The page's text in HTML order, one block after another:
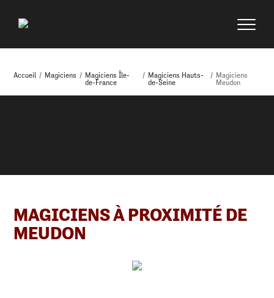
Accueil / Magiciens / Magiciens Île-
de-France
/ Magiciens Hauts-
de-Seine
/ Magiciens
Meudon
MAGICIENS À PROXIMITÉ DE
MEUDON